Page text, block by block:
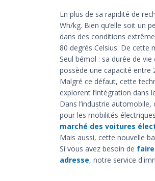
En plus de sa rapidité de
Wh/kg. Bien qu’elle soit un
dans des conditions
80 degrés Celsius. De cette
Seul bémol : sa durée de
possède une capacité entre
Malgré ce défaut, cette
explorent l’intégration dans
Dans l’industrie
pour les mobilités
marché des voitures
Mais aussi, cette nouvelle
Si vous avez besoin de
adresse, notre service